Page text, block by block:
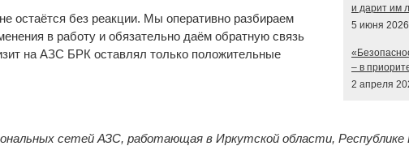
и дарит им
5 июня 2026
– в
2 апреля
остаётся без реакции. Мы оперативно разбираем
в работу и обязательно даём обратную связь
на АЗС БРК оставлял только положительные
сетей АЗС, работающая в Иркутской области, Республике